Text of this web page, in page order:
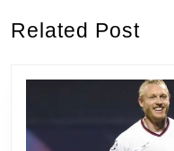
post:
Related Post